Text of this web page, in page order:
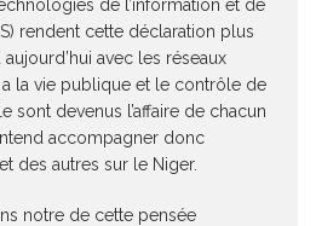
de l’information et de
rendent cette déclaration plus
avec les réseaux
la vie publique et le contrôle de
sont devenus l’affaire de chacun
accompagner donc
des autres sur le Niger.
notre de cette pensée